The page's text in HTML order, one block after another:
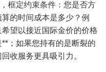
框定约束条件：您是否方
的时间成本是多少？例
望以接近国际金价的价格
；如果您持有的是断裂的
收服务更具吸引力。